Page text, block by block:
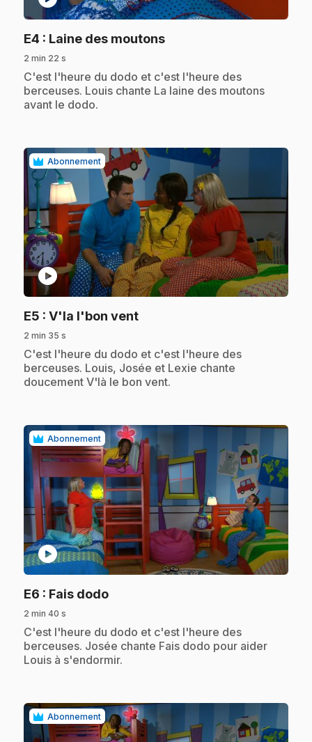
E4 : Laine des moutons.
2 min 22 s
.C'est l'heure du dodo et c'est l'heure des
berceuses. Louis chante La laine des moutons
avant le dodo.
Abonnement
play_circle
E5 : V'la l'bon vent.
2 min 35 s
.C'est l'heure du dodo et c'est l'heure des
berceuses. Louis, Josée et Lexie chante
doucement V'là le bon vent.
Abonnement
play_circle
E6 : Fais dodo.
2 min 40 s
.C'est l'heure du dodo et c'est l'heure des
berceuses. Josée chante Fais dodo pour aider
Louis à s'endormir.
Abonnement